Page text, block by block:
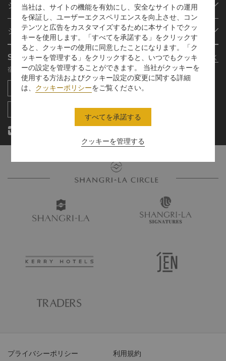
ご予約の検索
ミーティング＆イベント
レストラン＆バー
シャングリ・ラ サークル
プログラム概要
シャングリ・ラ サークルに入会
私のアカウント
よくあるお問合せや質問
SLCに関するお問い合わせ
シャングリ・ラ グループ
シャングリ・ラ グループについて
シャングリ・ラ ブランド
シャングリ・ラ センター
レジデンス
お問い合わせ
投資家の皆さま
採用情報
企業の社会的責任
ニュース
Shangri-La Circle App
さらに詳しく
宿泊、食事、買物を どこでも
プライバシーポリシー 利用規約
当社は、サイトの機能を有効にし、安全なサイトの運用
を保証し、ユーザーエクスペリエンスを向上させ、コン
テンツと広告をカスタマイズするために本サイトでクッ
キーを使用します。「すべてを承諾する」をクリックす
ると、クッキーの使用に同意したことになります。「ク
ッキーを管理する」をクリックすると、いつでもクッキ
ーの設定を管理することができます。 当社がクッキーを
使用する方法およびクッキー設定の変更に関する詳細
は、 クッキーポリシーをご覧ください。
クッキーを管理する
すべてを承諾する